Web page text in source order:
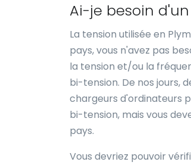
Ai-je besoin
La tension utilisée en
pays, vous n'avez pas
la tension et/ou la
bi-tension. De nos jours,
chargeurs d'ordinateurs
bi-tension, mais vous
pays.
Vous devriez pouvoir